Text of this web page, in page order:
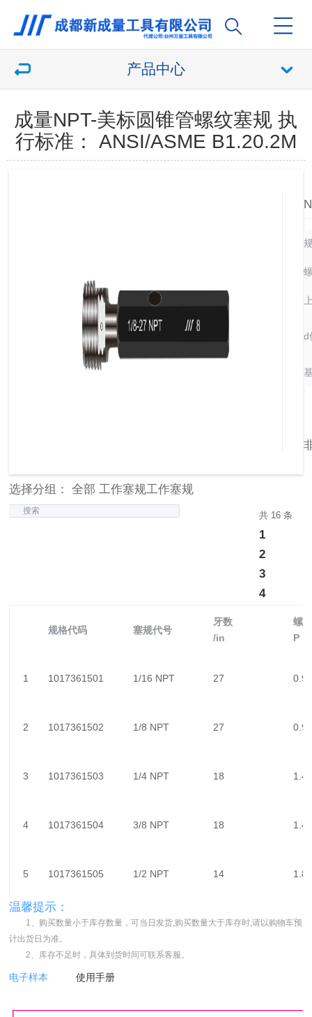
产品中心
成量NPT-美标圆锥管螺纹塞规 执
行标准： ANSI/ASME B1.20.2M
d
选择分组： 全部 工作塞规工作塞规
搜索 共 16 条
1
2
3
4
规格代码 塞规代号
牙数
/in
螺
P
1 1017361501 1/16 NPT 27
2 1017361502 1/8 NPT 27
3 1017361503 1/4 NPT 18
4 1017361504 3/8 NPT 18
5 1017361505 1/2 NPT 14
温馨提示：
1、购买数量小于库存数量，可当日发货,购买数量大于库存时,请以购物车预
计出货日为准。
2、库存不足时，具体到货时间可联系客服。
电子样本 使用手册